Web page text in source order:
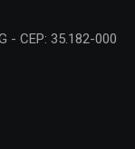
- CEP: 35.182-000